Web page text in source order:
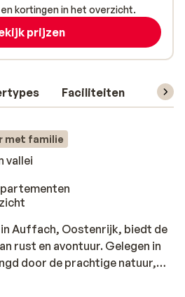
Faciliteiten
met familie
vallei
Auffach, Oostenrijk, biedt de
rust en avontuur. Gelegen in
door de prachtige natuur,
voor je
kortingen in het overzicht.
prijzen